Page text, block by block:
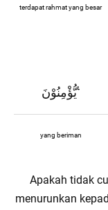
terdapat rahmat yang besar
يُّؤْمِنُوْنَ ࣖ
yang beriman
Apakah tidak
menurunkan